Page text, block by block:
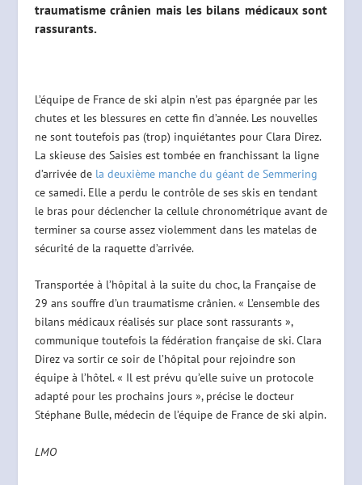
traumatisme crânien mais les bilans médicaux sont
rassurants.
L’équipe de France de ski alpin n’est pas épargnée par les
chutes et les blessures en cette fin d’année. Les nouvelles
ne sont toutefois pas (trop) inquiétantes pour Clara Direz.
La skieuse des Saisies est tombée en franchissant la ligne
d’arrivée de la deuxième manche du géant de Semmering
ce samedi. Elle a perdu le contrôle de ses skis en tendant
le bras pour déclencher la cellule chronométrique avant de
terminer sa course assez violemment dans les matelas de
sécurité de la raquette d’arrivée.
Transportée à l’hôpital à la suite du choc, la Française de
29 ans souffre d’un traumatisme crânien. « L’ensemble des
bilans médicaux réalisés sur place sont rassurants »,
communique toutefois la fédération française de ski. Clara
Direz va sortir ce soir de l’hôpital pour rejoindre son
équipe à l’hôtel. « Il est prévu qu’elle suive un protocole
adapté pour les prochains jours », précise le docteur
Stéphane Bulle, médecin de l’équipe de France de ski alpin.
LMO